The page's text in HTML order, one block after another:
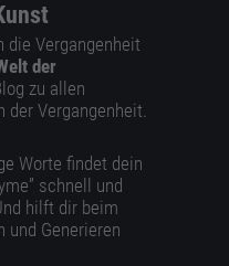
die Vergangenheit
der
zu allen
der Vergangenheit.
Worte findet dein
schnell und
hilft dir beim
und Generieren